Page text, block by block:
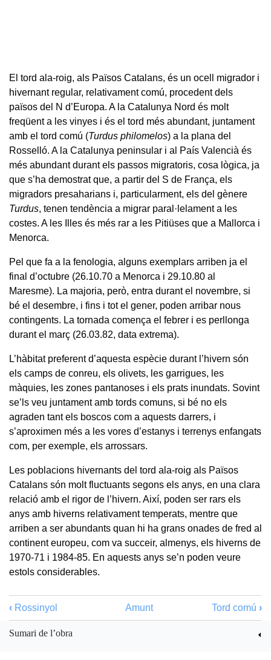
El tord ala-roig, als Països Catalans, és un ocell migrador i
hivernant regular, relativament comú, procedent dels
països del N d’Europa. A la Catalunya Nord és molt
freqüent a les vinyes i és el tord més abundant, juntament
amb el tord comú (Turdus philomelos) a la plana del
Rosselló. A la Catalunya peninsular i al País Valencià és
més abundant durant els passos migratoris, cosa lògica, ja
que s’ha demostrat que, a partir del S de França, els
migradors presaharians i, particularment, els del gènere
Turdus, tenen tendència a migrar paral·lelament a les
costes. A les Illes és més rar a les Pitiüses que a Mallorca i
Menorca.
Pel que fa a la fenologia, alguns exemplars arriben ja el
final d’octubre (26.10.70 a Menorca i 29.10.80 al
Maresme). La majoria, però, entra durant el novembre, si
bé el desembre, i fins i tot el gener, poden arribar nous
contingents. La tornada comença el febrer i es perllonga
durant el març (26.03.82, data extrema).
L’hàbitat preferent d’aquesta espècie durant l’hivern són
els camps de conreu, els olivets, les garrigues, les
màquies, les zones pantanoses i els prats inundats. Sovint
se’ls veu juntament amb tords comuns, si bé no els
agraden tant els boscos com a aquests darrers, i
s’aproximen més a les vores d’estanys i terrenys enfangats
com, per exemple, els arrossars.
Les poblacions hivernants del tord ala-roig als Països
Catalans són molt fluctuants segons els anys, en una clara
relació amb el rigor de l’hivern. Així, poden ser rars els
anys amb hiverns relativament temperats, mentre que
arriben a ser abundants quan hi ha grans onades de fred al
continent europeu, com va succeir, almenys, els hiverns de
1970-71 i 1984-85. En aquests anys se’n poden veure
estols considerables.
‹ Rossinyol Amunt Tord comú ›
Sumari de l’obra